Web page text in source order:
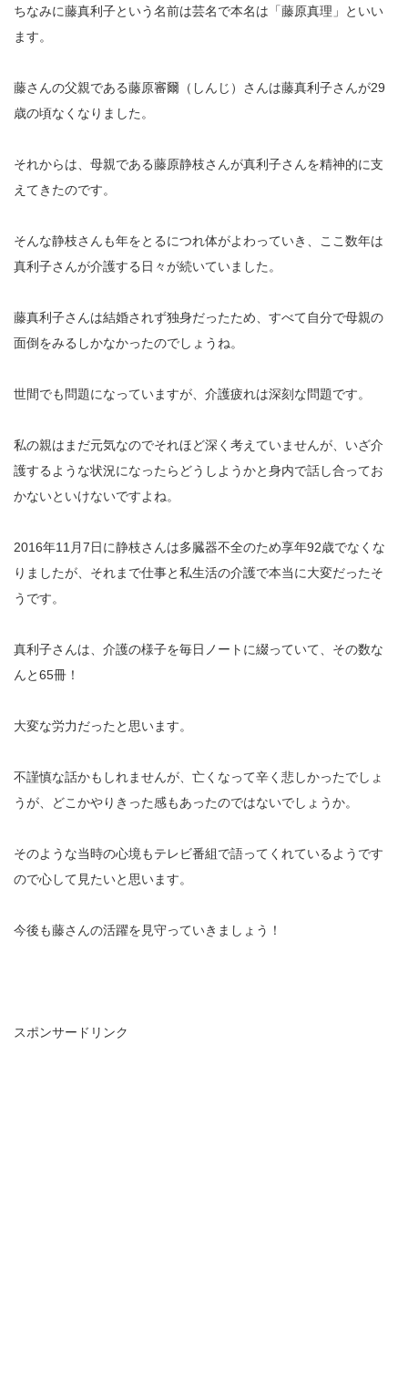
ちなみに藤真利子という名前は芸名で本名は「藤原真理」といい
ます。
藤さんの父親である藤原審爾（しんじ）さんは藤真利子さんが29
歳の頃なくなりました。
それからは、母親である藤原静枝さんが真利子さんを精神的に支
えてきたのです。
そんな静枝さんも年をとるにつれ体がよわっていき、ここ数年は
真利子さんが介護する日々が続いていました。
藤真利子さんは結婚されず独身だったため、すべて自分で母親の
面倒をみるしかなかったのでしょうね。
世間でも問題になっていますが、介護疲れは深刻な問題です。
私の親はまだ元気なのでそれほど深く考えていませんが、いざ介
護するような状況になったらどうしようかと身内で話し合ってお
かないといけないですよね。
2016年11月7日に静枝さんは多臓器不全のため享年92歳でなくな
りましたが、それまで仕事と私生活の介護で本当に大変だったそ
うです。
真利子さんは、介護の様子を毎日ノートに綴っていて、その数な
んと65冊！
大変な労力だったと思います。
不謹慎な話かもしれませんが、亡くなって辛く悲しかったでしょ
うが、どこかやりきった感もあったのではないでしょうか。
そのような当時の心境もテレビ番組で語ってくれているようです
ので心して見たいと思います。
今後も藤さんの活躍を見守っていきましょう！
スポンサードリンク